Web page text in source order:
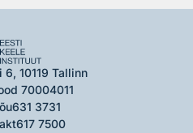
6, 10119 Tallinn
70004011
631 3731
617 7500